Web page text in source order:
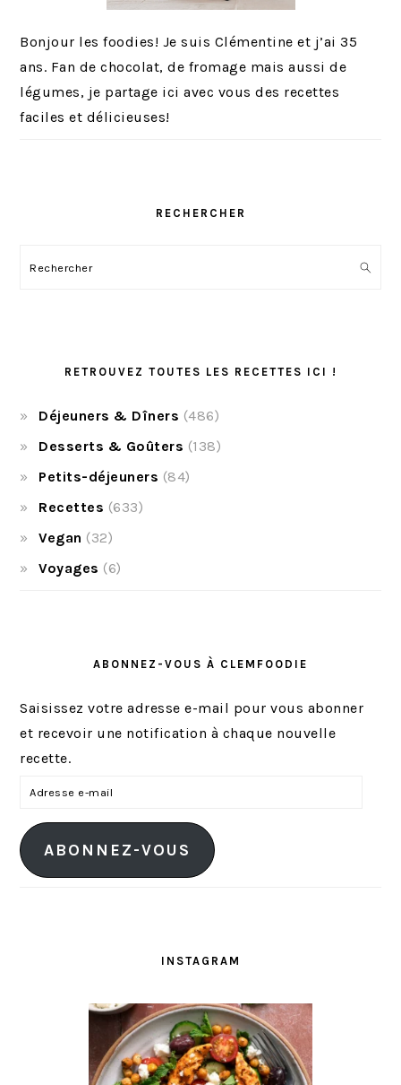
Bonjour les foodies! Je suis Clémentine et j’ai 35
ans. Fan de chocolat, de fromage mais aussi de
légumes, je partage ici avec vous des recettes
faciles et délicieuses!
RECHERCHER
Rechercher
RETROUVEZ TOUTES LES RECETTES ICI !
Déjeuners & Dîners (486)
Desserts & Goûters (138)
Petits-déjeuners (84)
Recettes (633)
Vegan (32)
Voyages (6)
ABONNEZ-VOUS À CLEMFOODIE
Saisissez votre adresse e-mail pour vous abonner
et recevoir une notification à chaque nouvelle
recette.
r
e
ABONNEZ-VOUS
INSTAGRAM